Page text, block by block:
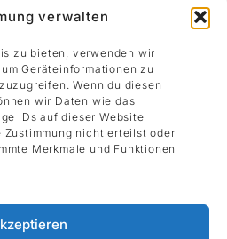
verwalten
zu bieten, verwenden wir
Geräteinformationen zu
Wenn du diesen
wir Daten wie das
IDs auf dieser Website
Zustimmung nicht erteilst oder
Merkmale und Funktionen
Stiftung
und Melanie
Rüegg
30
Zürich